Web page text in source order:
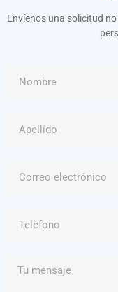
Envíenos una solicitud